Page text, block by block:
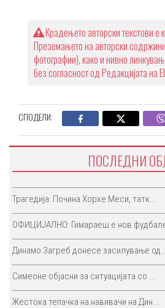
Крадењето авторски текстови е
Преземањето на авторски
фотографии), како и нивно
без согласност од Редакцијата на
СПОДЕЛИ:
ПОСЛЕДНИ
Трагедија: Почина Хорхе Меси, татк...
ОФИЦИЈАЛНО: Гимараеш е нов
Динамо Загреб донесе засилување
Симеоне објасни за ситуацијата со ...
Жестока тепачка на навивачи на Дин...